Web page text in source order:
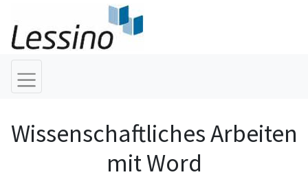
Wissenschaftliches Arbeiten
mit Word